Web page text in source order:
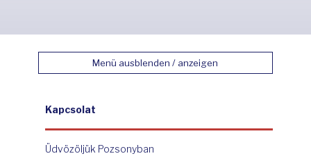
Menü ausblenden / anzeigen
Kapcsolat
Üdvözöljük Pozsonyban